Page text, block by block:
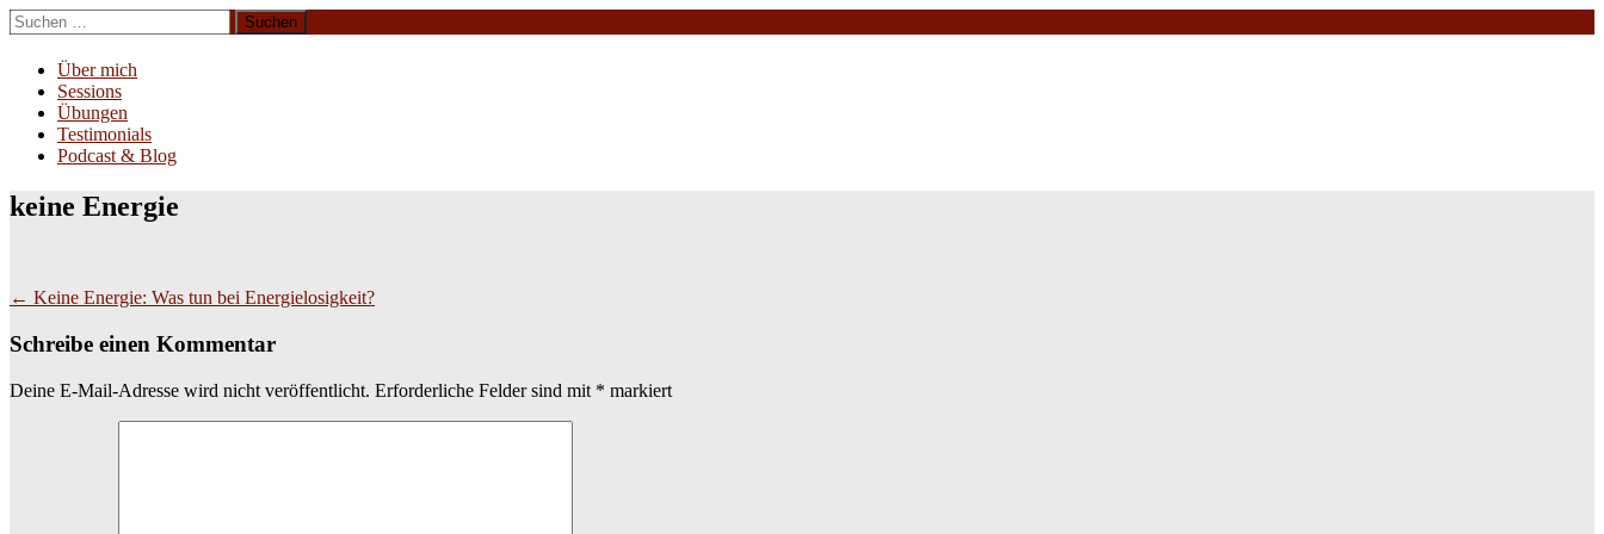
Zum
Inhalt
springen
Suchen
nach:
Über mich
Sessions
Übungen
Testimonials
Podcast & Blog
keine Energie
Beitragsnavigation
← Keine Energie: Was tun bei Energielosigkeit?
Schreibe einen Kommentar
Deine E-Mail-Adresse wird nicht veröffentlicht. Erforderliche Felder sind mit * markiert